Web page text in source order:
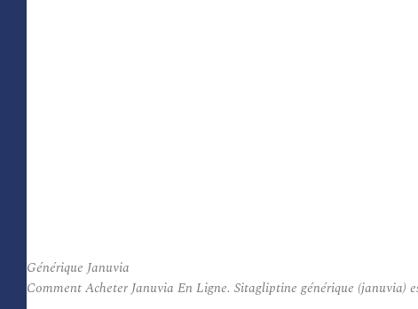
Générique Januvia
Comment Acheter Januvia En Ligne. Sitagliptine générique (januvia)